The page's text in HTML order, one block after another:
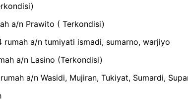
a/n Prawito ( Terkondisi)
rumah a/n tumiyati ismadi, sumarno, warjiyo
a/n Lasino (Terkondisi)
a/n Wasidi, Mujiran, Tukiyat, Sumardi,